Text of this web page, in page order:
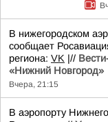
В нижегородском
сообщает
региона: VK |//
«Нижний Новгород»
Вчера, 21:15
В аэропорту